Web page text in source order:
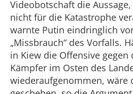
Videobotschaft die
nicht für die Katastrophe
warnte Putin eindringlich
„Missbrauch“ des Vorfalls.
in Kiew die Offensive gegen
Kämpfer im Osten des
wiederaufgenommen, wäre